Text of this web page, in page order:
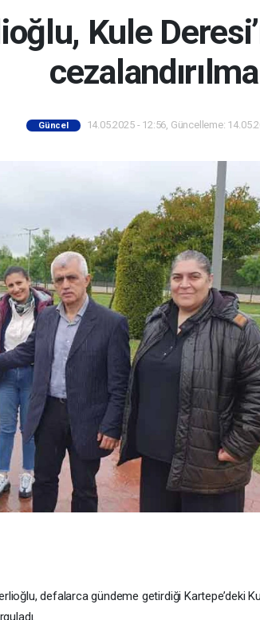
Kule
Güncel 14.05.2025 - 12:56, Güncelleme:
defalarca gündeme getirdiği Kartepe’deki